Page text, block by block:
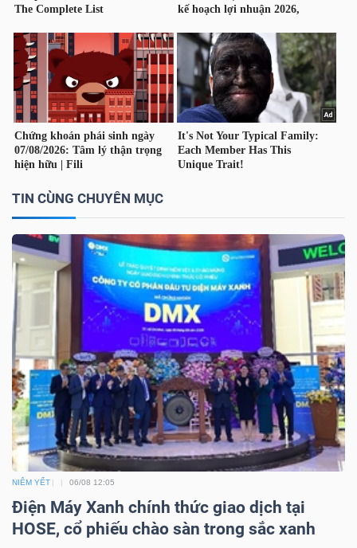
TIN CÙNG CHUYÊN MỤC
NIÊM YẾT 06/08 12:05
Điện Máy Xanh chính thức giao dịch tại
HOSE, cổ phiếu chào sàn trong sắc xanh
TÀI
CHÍNH
CÁ
NHÂN
TÍCH
NGÀNH
DOANH
NGHIỆP